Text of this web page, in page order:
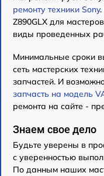
ремонту техники Sony.
Z890GLX для
виды проведенных
Минимальные сроки
сеть мастерских
запчастей. И
запчасть на модель
ремонта на сайте -
Знаем свое дело
Будьте уверены в
с уверенностью
По данным наших